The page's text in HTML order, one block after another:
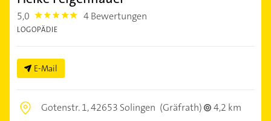
5,0 5.0 4 Bewertungen
LOGOPÄDIE
E-Mail
Gotenstr. 1,42653 Solingen (Gräfrath)
4,2 km